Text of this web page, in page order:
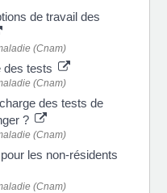
de travail des
(Cnam)
des tests
(Cnam)
des tests de
?
(Cnam)
les non-résidents
(Cnam)